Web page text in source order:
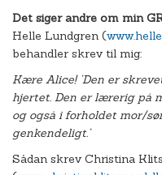
Det siger andre om min
Helle Lundgren (
behandler skrev til mig:
Kære Alice! ’Den er
hjertet. Den er lærerig på
og også i forholdet mor/
genkendeligt.’
Sådan skrev Christina